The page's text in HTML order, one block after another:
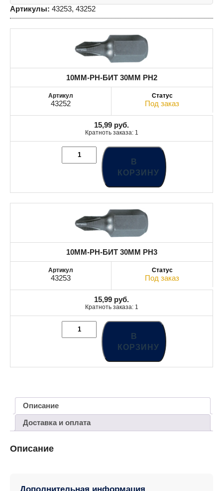
Артикулы: 43253, 43252
10MM-PH-БИТ 30MM PH2
43252 Под заказ
15,99 руб.
Кратноть заказа: 1
В
КОРЗИНУ
10MM-PH-БИТ 30MM PH3
43253 Под заказ
15,99 руб.
Кратноть заказа: 1
В
КОРЗИНУ
Описание
Доставка и оплата
Описание